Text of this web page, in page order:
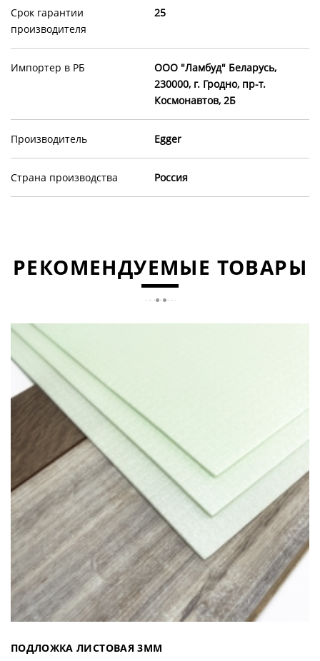
Срок гарантии
производителя
25
Импортер в РБ
OOO "Ламбуд" Беларусь,
230000, г. Гродно, пр-т.
Космонавтов, 2Б
Производитель Egger
Страна производства Россия
РЕКОМЕНДУЕМЫЕ ТОВАРЫ
ПОДЛОЖКА ЛИСТОВАЯ 3ММ